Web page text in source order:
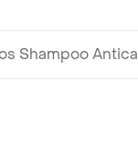
Shampoo